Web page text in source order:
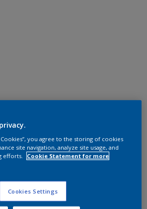
Cookies”, you agree to the storing of cookies
site navigation, analyze site usage, and
efforts.
Cookie Statement for more
Cookies Settings